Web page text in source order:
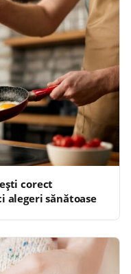
corect
alegeri sănătoase